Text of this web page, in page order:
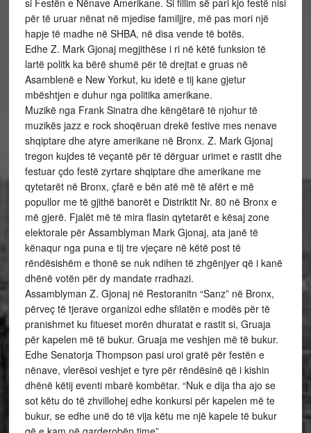
si Festën e Nënave Amerikane. Si fillim së pari kjo festë nisi
për të uruar nënat në mjedise familjjre, më pas mori një
hapje të madhe në SHBA, në disa vende të botës.
Edhe Z. Mark Gjonaj megjithëse i ri në këtë funksion të
lartë politk ka bërë shumë për të drejtat e gruas në
Asamblenë e New Yorkut, ku idetë e tij kane gjetur
mbështjen e duhur nga politika amerikane.
Muzikë nga Frank Sinatra dhe këngëtarë të njohur të
muzikës jazz e rock shoqëruan drekë festive mes nenave
shqiptare dhe atyre amerikane në Bronx. Z. Mark Gjonaj
tregon kujdes të veçantë për të dërguar urimet e rastit dhe
festuar çdo festë zyrtare shqiptare dhe amerikane me
qytetarët në Bronx, çfarë e bën atë më të afërt e më
popullor me të gjithë banorët e Distriktit Nr. 80 në Bronx e
më gjerë. Fjalët më të mira flasin qytetarët e kësaj zone
elektorale për Assamblyman Mark Gjonaj, ata janë të
kënaqur nga puna e tij tre vjeçare në këtë post të
rëndësishëm e thonë se nuk ndihen të zhgënjyer që i kanë
dhënë votën për dy mandate rradhazi.
Assamblyman Z. Gjonaj në Restoranitn “Sanz” në Bronx,
përveç të tjerave organizoi edhe sfilatën e modës për të
pranishmet ku fitueset morën dhuratat e rastit si, Gruaja
për kapelen më të bukur. Gruaja me veshjen më të bukur.
Edhe Senatorja Thompson pasi uroi gratë për festën e
nënave, vlerësoi veshjet e tyre për rëndësinë që i kishin
dhënë këtij eventi mbarë kombëtar. “Nuk e dija tha ajo se
sot këtu do të zhvillohej edhe konkursi për kapelen më te
bukur, se edhe unë do të vija këtu me një kapele të bukur